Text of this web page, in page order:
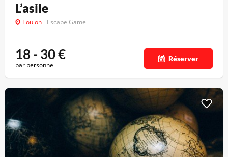
L’asile
Toulon Escape Game
18 - 30€
par personne
Réserver